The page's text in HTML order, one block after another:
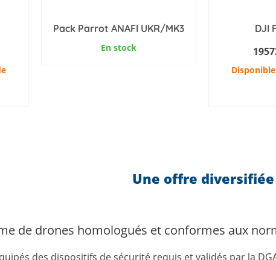
Pack Parrot ANAFI UKR/MK3
En stock
DJI
Une offre diversifiée
de drones homologués et conformes aux
des dispositifs de sécurité requis et validés par la